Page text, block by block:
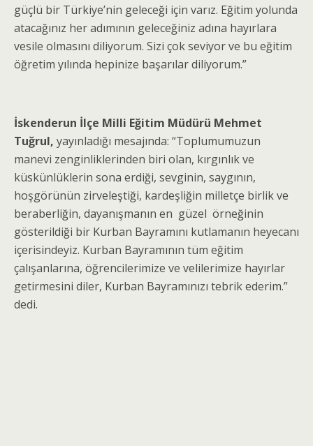
güçlü bir Türkiye’nin geleceği için varız. Eğitim yolunda
atacağınız her adımının geleceğiniz adına hayırlara
vesile olmasını diliyorum. Sizi çok seviyor ve bu eğitim
öğretim yılında hepinize başarılar diliyorum.”
İskenderun İlçe Milli Eğitim Müdürü Mehmet
Tuğrul, yayınladığı mesajında: “Toplumumuzun
manevi zenginliklerinden biri olan, kırgınlık ve
küskünlüklerin sona erdiği, sevginin, saygının,
hoşgörünün zirveleştiği, kardeşliğin milletçe birlik ve
beraberliğin, dayanışmanın en güzel örneğinin
gösterildiği bir Kurban Bayramını kutlamanın heyecanı
içerisindeyiz. Kurban Bayramının tüm eğitim
çalışanlarına, öğrencilerimize ve velilerimize hayırlar
getirmesini diler, Kurban Bayramınızı tebrik ederim.”
dedi.